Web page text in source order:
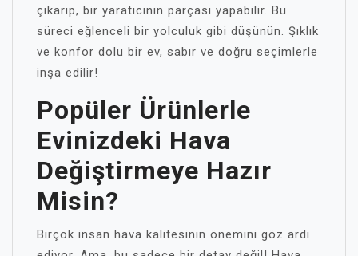
çıkarıp, bir yaratıcının parçası yapabilir. Bu
süreci eğlenceli bir yolculuk gibi düşünün. Şıklık
ve konfor dolu bir ev, sabır ve doğru seçimlerle
inşa edilir!
Popüler Ürünlerle
Evinizdeki Hava
Değiştirmeye Hazır
Misin?
Birçok insan hava kalitesinin önemini göz ardı